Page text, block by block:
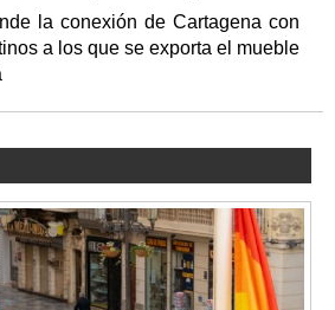
la conexión de Cartagena con
a los que se exporta el mueble